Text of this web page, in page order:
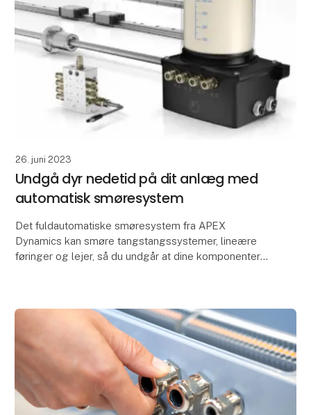
26. juni 2023
Undgå dyr nedetid på dit anlæg med
automatisk smøresystem
Det fuldautomatiske smøresystem fra APEX
Dynamics kan smøre tangstangssystemer, lineære
føringer og lejer, så du undgår at dine komponenter